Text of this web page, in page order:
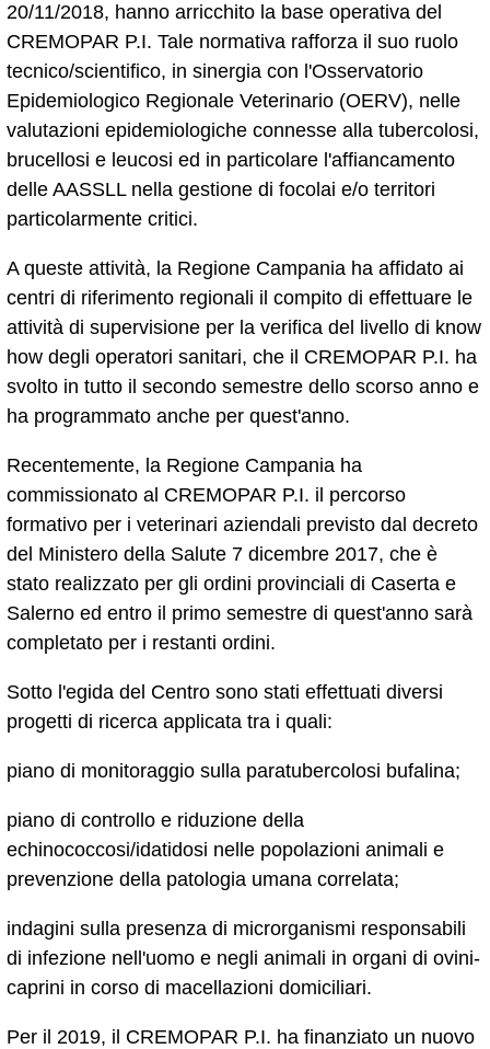
20/11/2018, hanno arricchito la base operativa del
CREMOPAR P.I. Tale normativa rafforza il suo ruolo
tecnico/scientifico, in sinergia con l'Osservatorio
Epidemiologico Regionale Veterinario (OERV), nelle
valutazioni epidemiologiche connesse alla tubercolosi,
brucellosi e leucosi ed in particolare l'affiancamento
delle AASSLL nella gestione di focolai e/o territori
particolarmente critici.
A queste attività, la Regione Campania ha affidato ai
centri di riferimento regionali il compito di effettuare le
attività di supervisione per la verifica del livello di know
how degli operatori sanitari, che il CREMOPAR P.I. ha
svolto in tutto il secondo semestre dello scorso anno e
ha programmato anche per quest'anno.
Recentemente, la Regione Campania ha
commissionato al CREMOPAR P.I. il percorso
formativo per i veterinari aziendali previsto dal decreto
del Ministero della Salute 7 dicembre 2017, che è
stato realizzato per gli ordini provinciali di Caserta e
Salerno ed entro il primo semestre di quest'anno sarà
completato per i restanti ordini.
Sotto l'egida del Centro sono stati effettuati diversi
progetti di ricerca applicata tra i quali:
piano di monitoraggio sulla paratubercolosi bufalina;
piano di controllo e riduzione della
echinococcosi/idatidosi nelle popolazioni animali e
prevenzione della patologia umana correlata;
indagini sulla presenza di microrganismi responsabili
di infezione nell'uomo e negli animali in organi di ovini-
caprini in corso di macellazioni domiciliari.
Per il 2019, il CREMOPAR P.I. ha finanziato un nuovo